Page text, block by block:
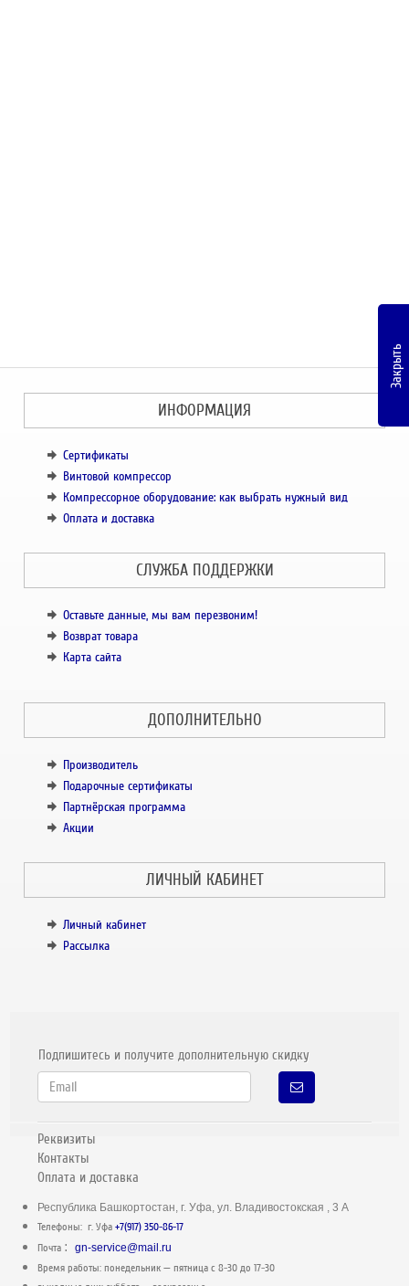
ИНФОРМАЦИЯ
Сертификаты
Винтовой компрессор
Компрессорное оборудование: как выбрать нужный вид
Оплата и доставка
СЛУЖБА ПОДДЕРЖКИ
Оставьте данные, мы вам перезвоним!
Возврат товара
Карта сайта
ДОПОЛНИТЕЛЬНО
Производитель
Подарочные сертификаты
Партнёрская программа
Акции
ЛИЧНЫЙ КАБИНЕТ
Личный кабинет
Рассылка
Подпишитесь и получите дополнительную скидку
Реквизиты
Контакты
Оплата и доставка
Республика Башкортостан, г. Уфа, ул. Владивостокская , 3 А
Телефоны: г. Уфа+7(917) 350-86-17
Почта :gn-service@mail.ru
Время работы: понедельник — пятница c 8-30 до 17-30
Закрыть